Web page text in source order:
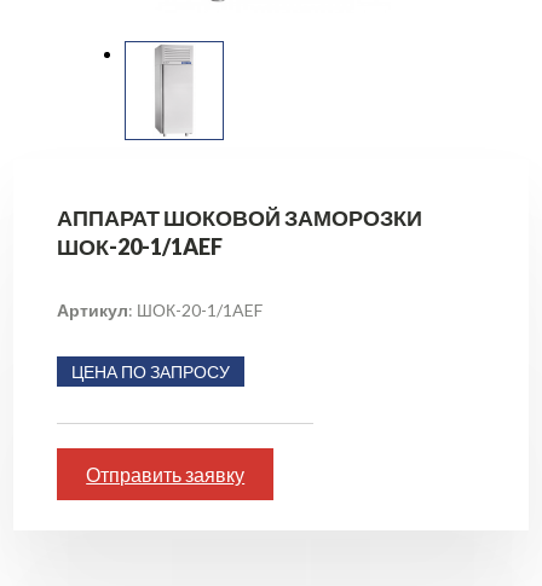
АППАРАТ ШОКОВОЙ ЗАМОРОЗКИ
ШОК-20-1/1AEF
Артикул: ШОК-20-1/1AEF
ЦЕНА ПО ЗАПРОСУ
Отправить заявку